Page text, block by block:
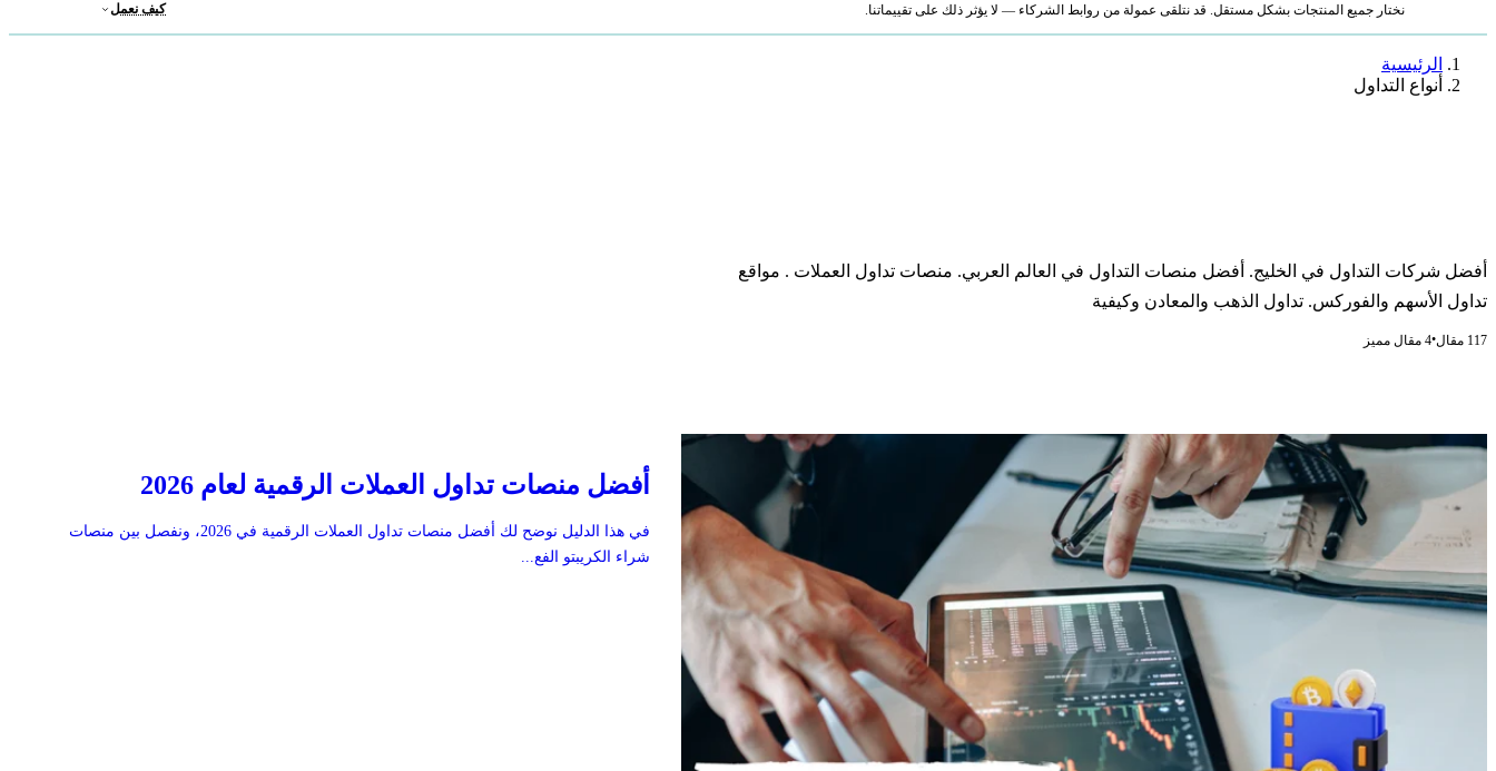
نختار جميع المنتجات بشكل مستقل. قد نتلقى عمولة من روابط الشركاء — لا يؤثر ذلك على تقييماتنا. كيف نعمل
الرئيسية
أنواع التداول
أفضل شركات التداول في الخليج. أفضل منصات التداول في العالم العربي. منصات تداول العملات . مواقع
تداول الأسهم والفوركس. تداول الذهب والمعادن وكيفية
117 مقال •4 مقال مميز
مميزأفضل منصات تداول العملات الرقمية لعام 2026
في هذا الدليل نوضح لك أفضل منصات تداول العملات الرقمية في 2026، ونفصل بين منصات
شراء الكريبتو الفع...